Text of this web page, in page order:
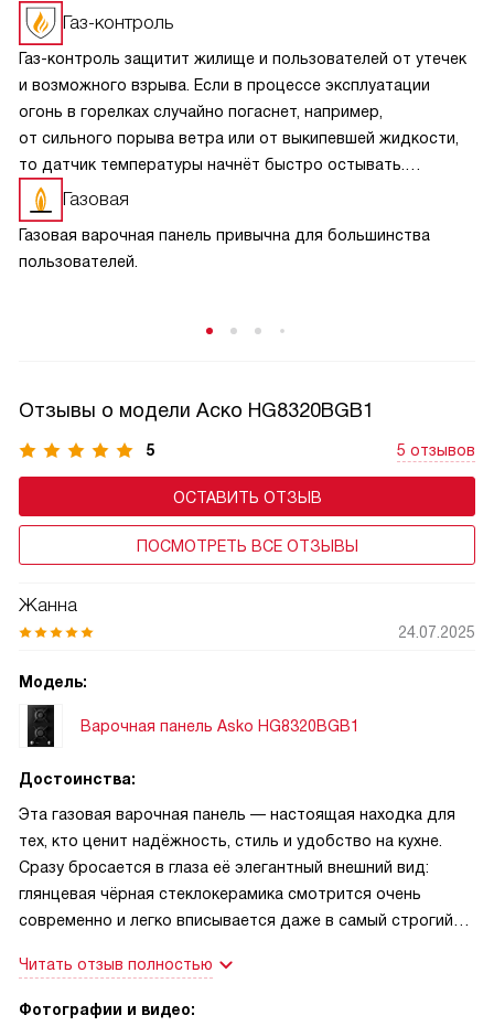
Газ-контроль
Газ-контроль защитит жилище и пользователей от утечек
и возможного взрыва. Если в процессе эксплуатации
огонь в горелках случайно погаснет, например,
от сильного порыва ветра или от выкипевшей жидкости,
то датчик температуры начнёт быстро остывать.
Он передаст сигнал на модуль, который перекрывает
подачу газа. Эта функция обычно срабатывает в течение
10 секунд после затухания пламени.
Газовая
Газовая варочная панель привычна для большинства
пользователей.
Отзывы о модели Аско HG8320BGB1
5 5 отзывов
ОСТАВИТЬ ОТЗЫВ
ПОСМОТРЕТЬ ВСЕ ОТЗЫВЫ
Жанна
24.07.2025
Модель:
Варочная панель Asko HG8320BGB1
Достоинства:
Эта газовая варочная панель — настоящая находка для
тех, кто ценит надёжность, стиль и удобство на кухне.
Сразу бросается в глаза её элегантный внешний вид:
глянцевая чёрная стеклокерамика смотрится очень
современно и легко вписывается даже в самый строгий
над столешницей — монтаж оказался проще, чем я
ожидала, и не пришлось ничего переделывать в уже
Читать отзыв полностью
Фотографии и видео: